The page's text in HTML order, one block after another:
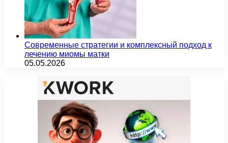
Современные стратегии и комплексный подход к
лечению миомы матки
05.05.2026